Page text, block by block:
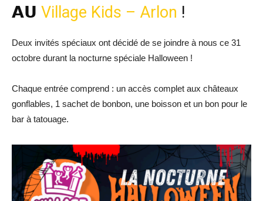
𝗔𝗨 Village Kids – Arlon !
Deux invités spéciaux ont décidé de se joindre à nous ce 31
octobre durant la nocturne spéciale Halloween !
Chaque entrée comprend : un accès complet aux châteaux
gonflables, 1 sachet de bonbon, une boisson et un bon pour le
bar à tatouage.